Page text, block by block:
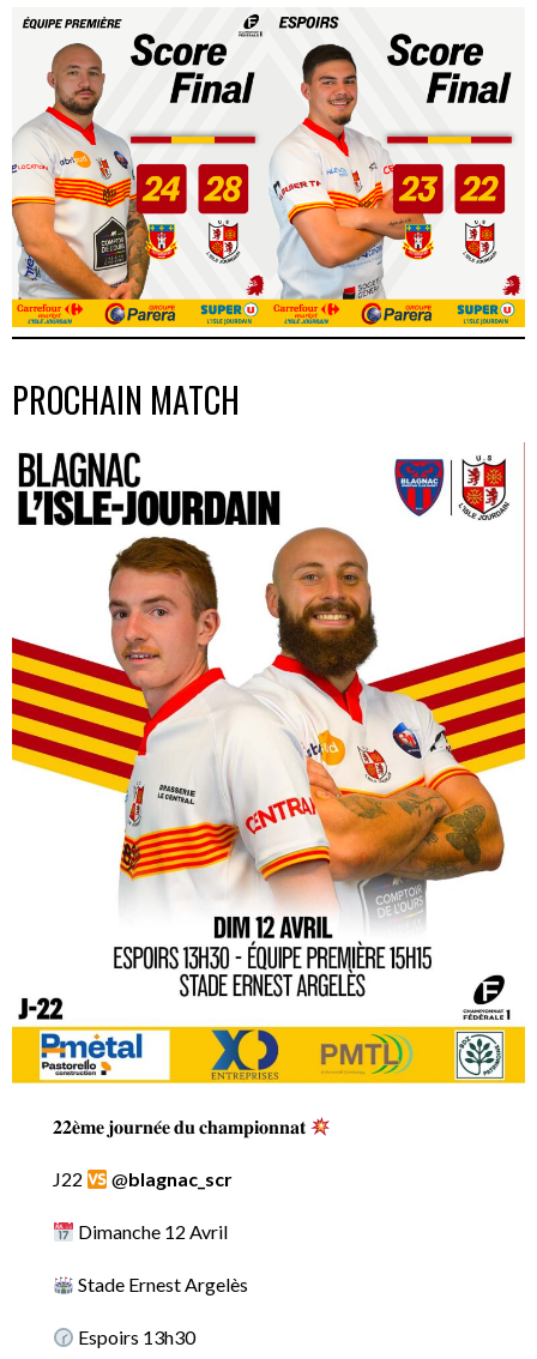
PROCHAIN MATCH
𝟐𝟐𝐞̀𝐦𝐞 𝐣𝐨𝐮𝐫𝐧𝐞́𝐞 𝐝𝐮 𝐜𝐡𝐚𝐦𝐩𝐢𝐨𝐧𝐧𝐚𝐭
J22 @blagnac_scr
Dimanche 12 Avril
Stade Ernest Argelès
Espoirs 13h30